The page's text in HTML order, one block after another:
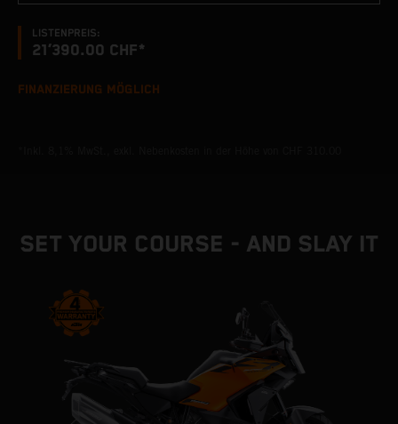
LISTENPREIS:
21’390.00 CHF*
FINANZIERUNG MÖGLICH
SET YOUR COURSE - AND SLAY IT